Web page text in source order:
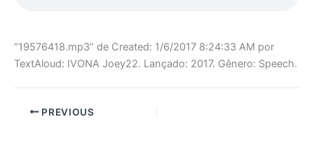
“19576418.mp3” de Created: 1/6/2017 8:24:33 AM por
TextAloud: IVONA Joey22. Lançado: 2017. Gênero: Speech.
PREVIOUS